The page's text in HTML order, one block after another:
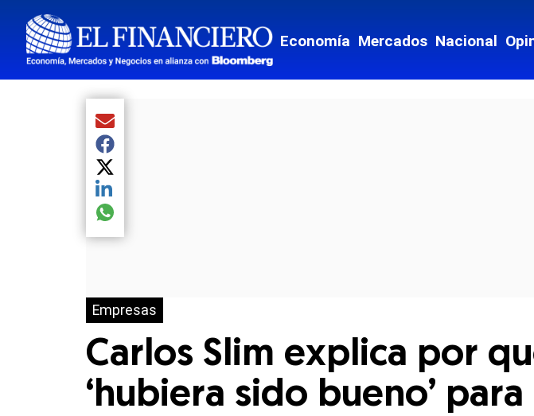
Economía Mercados Nacional
Empresas
Carlos Slim explica por
‘hubiera sido bueno’
Compartir el artículo actual mediante Email
Compartir el artículo actual mediante Facebook
Compartir el artículo actual mediante Twitter
Compartir el artículo actual mediante LinkedIn
Compartir el artículo actual mediante global.social-whatsapp